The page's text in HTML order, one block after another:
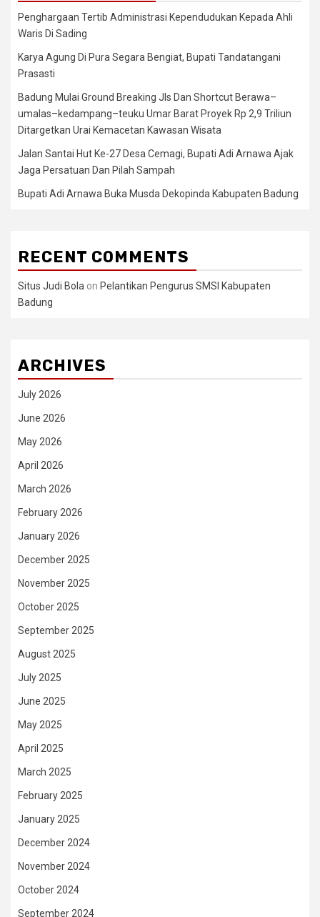
Penghargaan Tertib Administrasi Kependudukan Kepada Ahli
Waris Di Sading
Karya Agung Di Pura Segara Bengiat, Bupati Tandatangani
Prasasti
Badung Mulai Ground Breaking Jls Dan Shortcut Berawa–
umalas–kedampang–teuku Umar Barat Proyek Rp 2,9 Triliun
Ditargetkan Urai Kemacetan Kawasan Wisata
Jalan Santai Hut Ke-27 Desa Cemagi, Bupati Adi Arnawa Ajak
Jaga Persatuan Dan Pilah Sampah
Bupati Adi Arnawa Buka Musda Dekopinda Kabupaten Badung
RECENT COMMENTS
Situs Judi Bola on Pelantikan Pengurus SMSI Kabupaten
Badung
ARCHIVES
July 2026
June 2026
May 2026
April 2026
March 2026
February 2026
January 2026
December 2025
November 2025
October 2025
September 2025
August 2025
July 2025
June 2025
May 2025
April 2025
March 2025
February 2025
January 2025
December 2024
November 2024
October 2024
September 2024